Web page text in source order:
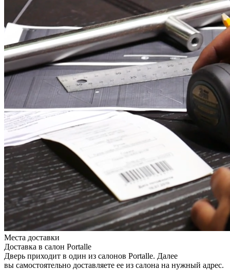
Места доставки
Доставка в салон Portalle
Дверь приходит в один из салонов Portalle. Далее
вы самостоятельно доставляете ее из салона на нужный адрес.